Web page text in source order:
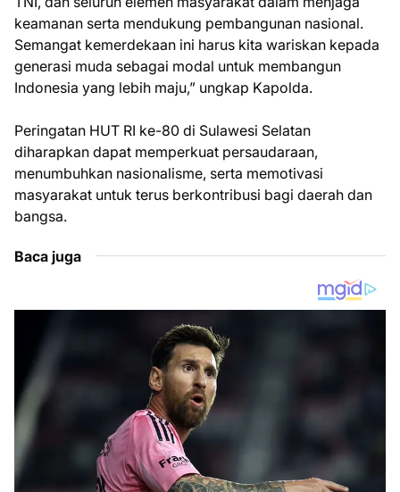
keamanan serta mendukung pembangunan nasional.
Semangat kemerdekaan ini harus kita wariskan kepada
generasi muda sebagai modal untuk membangun
Indonesia yang lebih maju,” ungkap Kapolda.
Peringatan HUT RI ke-80 di Sulawesi Selatan
diharapkan dapat memperkuat persaudaraan,
menumbuhkan nasionalisme, serta memotivasi
masyarakat untuk terus berkontribusi bagi daerah dan
bangsa.
Baca juga